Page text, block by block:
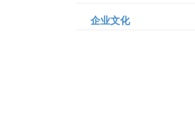
企业文化